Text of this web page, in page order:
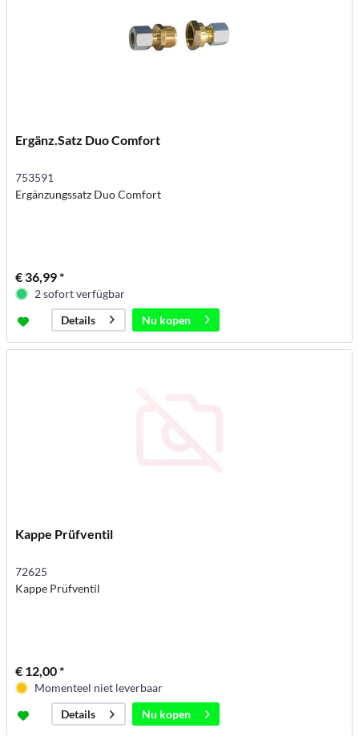
Ergänz.Satz Duo Comfort
753591
Ergänzungssatz Duo Comfort
€ 36,99 *
2 sofort verfügbar
Details
Nu kopen
Kappe Prüfventil
72625
Kappe Prüfventil
€ 12,00 *
Momenteel niet leverbaar
Details
Nu kopen